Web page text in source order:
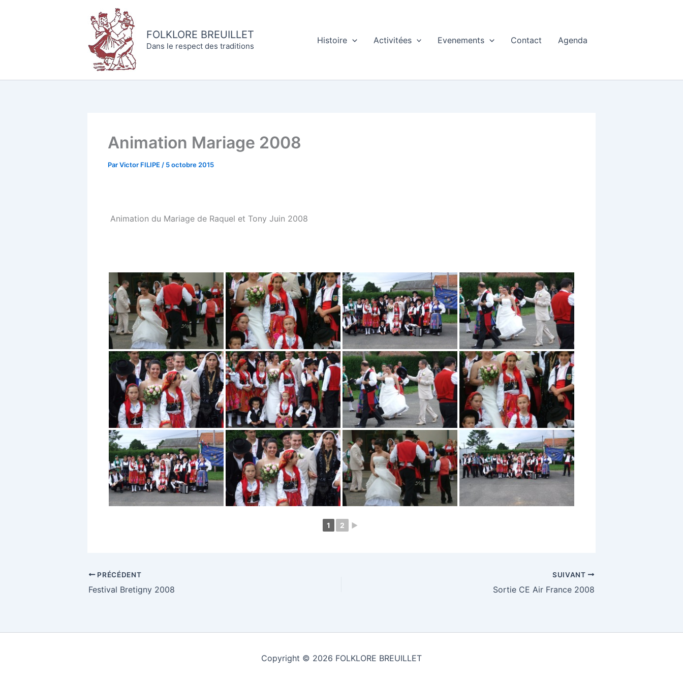
FOLKLORE BREUILLET
Dans le respect des traditions
Histoire Activitées Evenements Contact Agenda
Animation Mariage 2008
ParVictor FILIPE / 5 octobre 2015
Animation du Mariage de Raquel et Tony Juin 2008
1 2 ►
PRÉCÉDENT
Festival Bretigny 2008
SUIVANT
Sortie CE Air France 2008
Copyright © 2026 FOLKLORE BREUILLET